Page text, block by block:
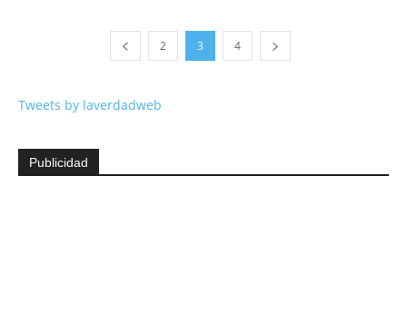
2 3 4
Tweets by laverdadweb
Publicidad